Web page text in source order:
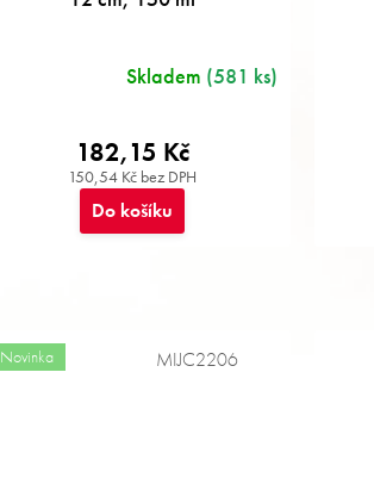
Skladem (581 ks)
150,54 Kč bez DPH
182,15 Kč
Do košíku
Novinka MIJC2206